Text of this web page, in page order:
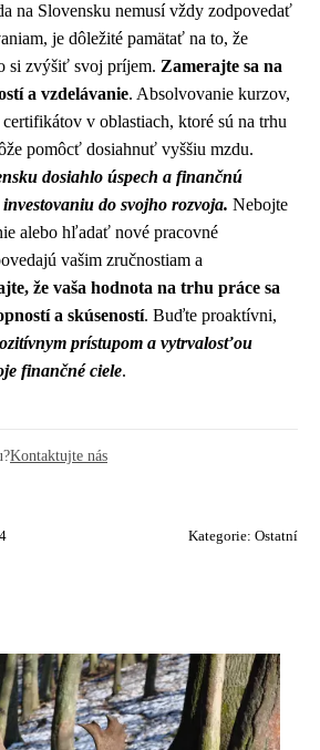
na Slovensku nemusí vždy zodpovedať
je dôležité pamätať na to, že
si zvýšiť svoj príjem. Zamerajte sa na
a vzdelávanie. Absolvovanie kurzov,
v oblastiach, ktoré sú na trhu
pomôcť dosiahnuť vyššiu mzdu.
dosiahlo úspech a finančnú
do svojho rozvoja. Nebojte
alebo hľadať nové pracovné
vašim zručnostiam a
že vaša hodnota na trhu práce sa
a skúseností. Buďte proaktívni,
prístupom a vytrvalosťou
finančné ciele.
Kontaktujte nás
Kategorie: Ostatní